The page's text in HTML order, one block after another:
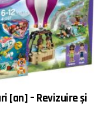
[an] – Revizuire și